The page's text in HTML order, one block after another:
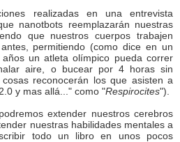
realizadas en una entrevista
nanotbots reemplazarán nuestras
que nuestros cuerpos trabajen
permitiendo (como dice en un
un atleta olímpico pueda correr
aire, o bucear por 4 horas sin
reconocerán los que asisten a
y mas allá..." como "Respirocites").
extender nuestros cerebros
nuestras habilidades mentales a
todo un libro en unos pocos